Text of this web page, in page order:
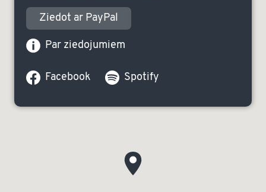
Ziedot ar PayPal
Par ziedojumiem
Facebook Spotify